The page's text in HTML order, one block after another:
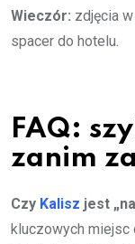
Wieczór: zdjęcia
spacer do hotelu.
FAQ:
zanim
Czy Kalisz jest
kluczowych miejsc